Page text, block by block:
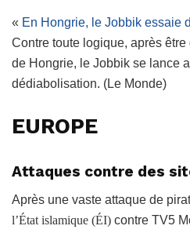
« En Hongrie, le Jobbik essaie
Contre toute logique, après
de Hongrie, le Jobbik se lance
dédiabolisation. (Le Monde)
EUROPE
Attaques contre des
Après une vaste attaque de
l’État islamique (ÉI) contre TV5